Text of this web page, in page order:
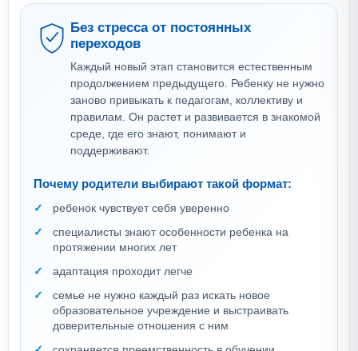
Без стресса от постоянных
переходов
Каждый новый этап становится естественным
продолжением предыдущего. Ребенку не нужно
заново привыкать к педагогам, коллективу и
правилам. Он растет и развивается в знакомой
среде, где его знают, понимают и
поддерживают.
Почему родители выбирают такой формат:
ребенок чувствует себя уверенно
специалисты знают особенности ребенка на
протяжении многих лет
адаптация проходит легче
семье не нужно каждый раз искать новое
образовательное учреждение и выстраивать
доверительные отношения с ним